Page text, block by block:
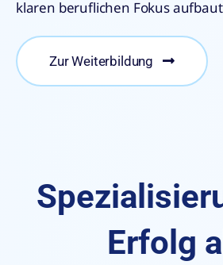
klaren beruflichen Fokus
Zur Weiterbildung
Erfolg